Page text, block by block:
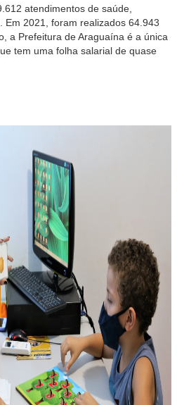
atendimentos de saúde,
Em 2021, foram realizados 64.943
a Prefeitura de Araguaína é a única
tem uma folha salarial de quase